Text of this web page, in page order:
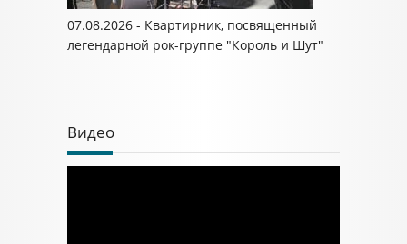
07.08.2026 - Квартирник, посвященный
легендарной рок-группе "Король и Шут"
Видео